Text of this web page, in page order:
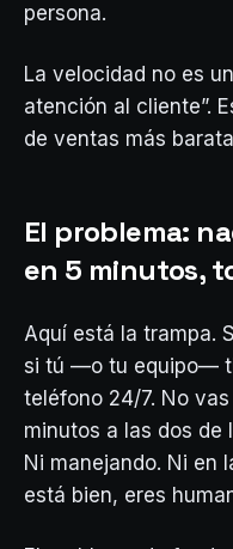
persona.
La velocidad no es
atención al cliente”.
de ventas más
El problema:
en 5 minutos,
Aquí está la trampa.
si tú —o tu equipo—
teléfono 24/7. No
minutos a las dos de
Ni manejando. Ni en
está bien, eres